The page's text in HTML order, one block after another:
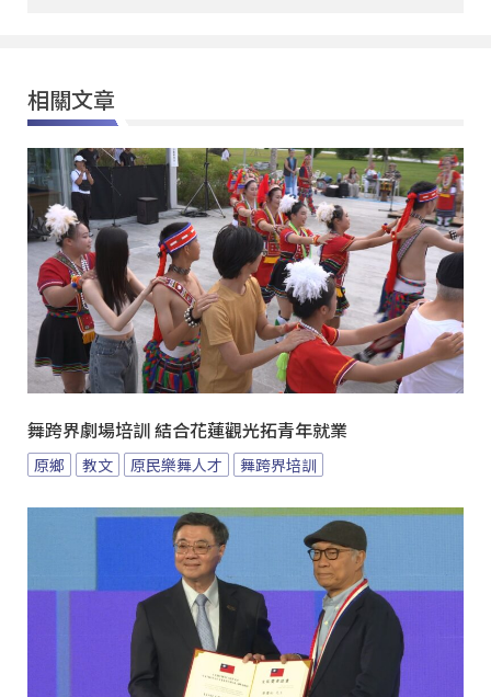
相關文章
舞跨界劇場培訓 結合花蓮觀光拓青年就業
原鄉 教文 原民樂舞人才 舞跨界培訓